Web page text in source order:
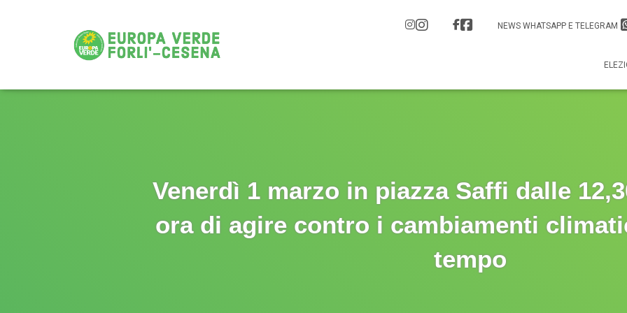
NEWS WHATSAPP E TELEGRAM
Venerdì 1 marzo in piazza Saffi dalle
ora di agire contro i cambiamenti
tempo